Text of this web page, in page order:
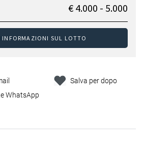
€ 4.000 - 5.000
INFORMAZIONI SUL LOTTO
WhatsApp
Salva per dopo